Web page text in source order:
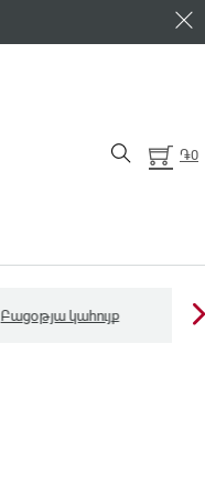
֏0
Բացօթյա կահույք